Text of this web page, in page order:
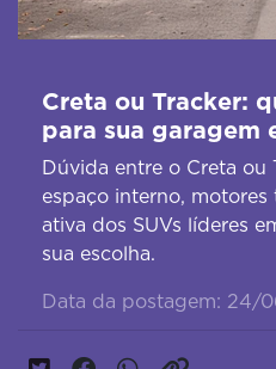
Creta ou Tracker:
para sua garagem
Dúvida entre o Creta ou
espaço interno, motores
ativa dos SUVs líderes
sua escolha.
Data da postagem: 24/